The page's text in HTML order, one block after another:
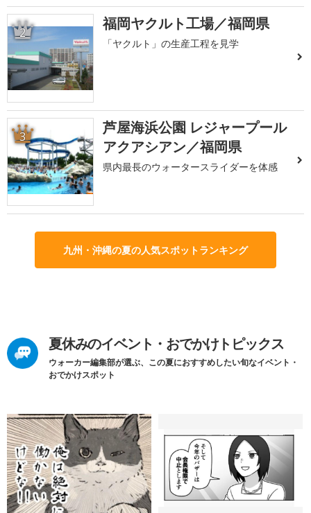
2 福岡ヤクルト工場／福岡県
「ヤクルト」の生産工程を見学
3
芦屋海浜公園 レジャープール
アクアシアン／福岡県
県内最長のウォータースライダーを体感
九州・沖縄の夏の人気スポットランキング
夏休みのイベント・おでかけトピックス
ウォーカー編集部が選ぶ、この夏におすすめしたい旬なイベント・
おでかけスポット